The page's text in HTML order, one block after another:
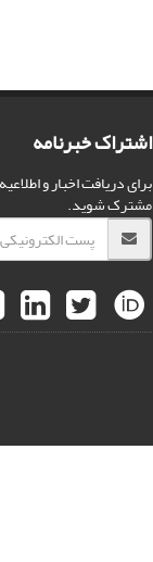
اشتراک خبرنامه
برای دریافت اخبار و
مشترک شوید.